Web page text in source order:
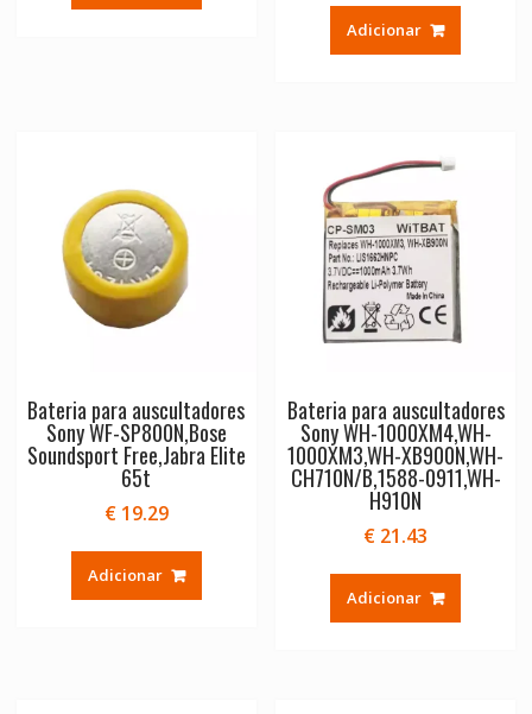
Adicionar
Bateria para auscultadores
Sony WF-SP800N,Bose
Soundsport Free,Jabra Elite
65t
€19.29
Adicionar
Bateria para auscultadores
Sony WH-1000XM4,WH-
1000XM3,WH-XB900N,WH-
CH710N/B,1588-0911,WH-
H910N
€ 21.43
Adicionar